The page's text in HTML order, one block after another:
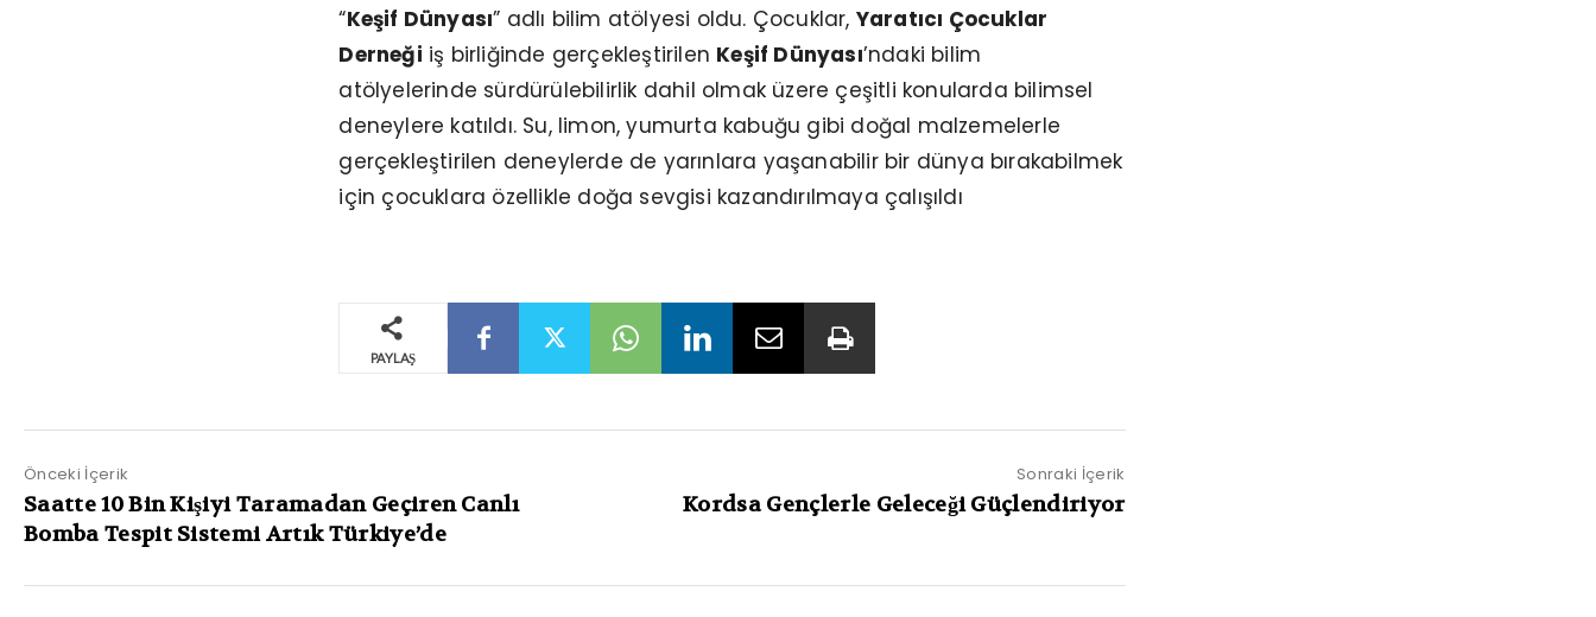
“Keşif Dünyası” adlı bilim atölyesi oldu. Çocuklar, Yaratıcı Çocuklar
Derneği iş birliğinde gerçekleştirilen Keşif Dünyası’ndaki bilim
atölyelerinde sürdürülebilirlik dahil olmak üzere çeşitli konularda bilimsel
deneylere katıldı. Su, limon, yumurta kabuğu gibi doğal malzemelerle
gerçekleştirilen deneylerde de yarınlara yaşanabilir bir dünya bırakabilmek
için çocuklara özellikle doğa sevgisi kazandırılmaya çalışıldı
PAYLAŞ
Önceki İçerik
Saatte 10 Bin Kişiyi Taramadan Geçiren Canlı
Bomba Tespit Sistemi Artık Türkiye’de
Sonraki İçerik
Kordsa Gençlerle Geleceği Güçlendiriyor